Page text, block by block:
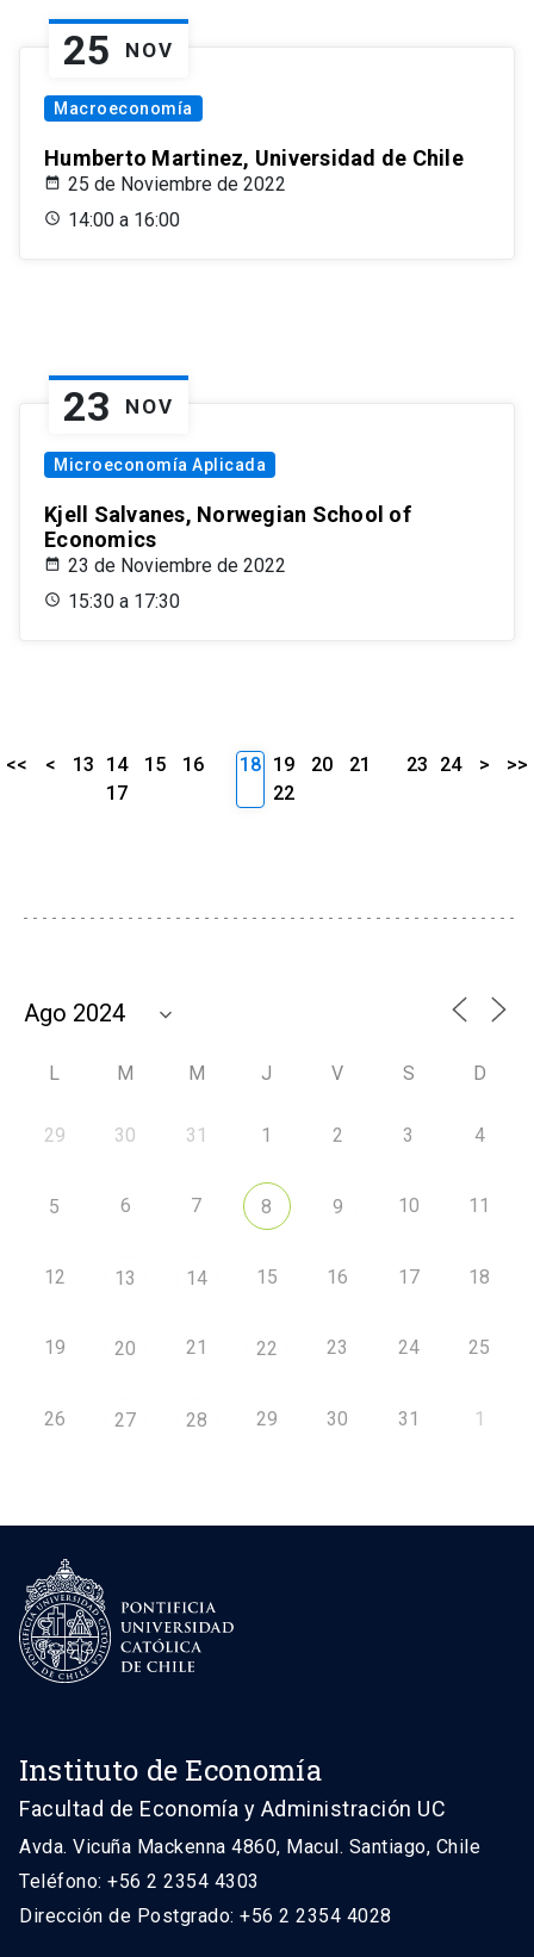
25 NOV
Macroeconomía
Humberto Martinez, Universidad de Chile
25 de Noviembre de 2022
14:00 a 16:00
23 NOV
Microeconomía Aplicada
Kjell Salvanes, Norwegian School of
Economics
23 de Noviembre de 2022
15:30 a 17:30
<< < 13 14 15
16
17
18 19 20
21
22
23 24 > >>
L M M J V S D
29 30 31 1 2 3 4
5 6 7 8 9 10 11
12 13 14 15 16 17 18
19 20 21 22 23 24 25
26 27 28 29 30 31 1
Instituto de Economía
Facultad de Economía y Administración UC
Avda. Vicuña Mackenna 4860, Macul. Santiago, Chile
Teléfono: +56 2 2354 4303
Dirección de Postgrado: +56 2 2354 4028